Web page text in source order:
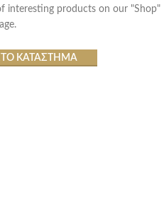
interesting products on our "Shop"
ΚΑΤΆΣΤΗΜΑ